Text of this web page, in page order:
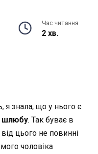
Час читання
2 хв.
знала, що у нього є
шлюбу. Так буває в
цього не повинні
чоловіка